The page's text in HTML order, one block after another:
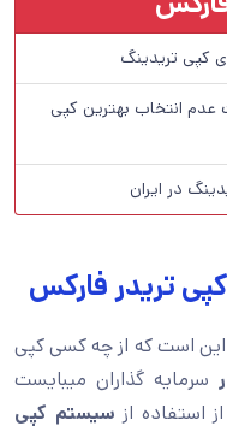
کپی تریدینگ
انتخاب بهترین کپی
در ایران
تریدر فارکس
این است که از چه کسی کپی
سرمایه گذاران میبایست
استفاده از سیستم کپی